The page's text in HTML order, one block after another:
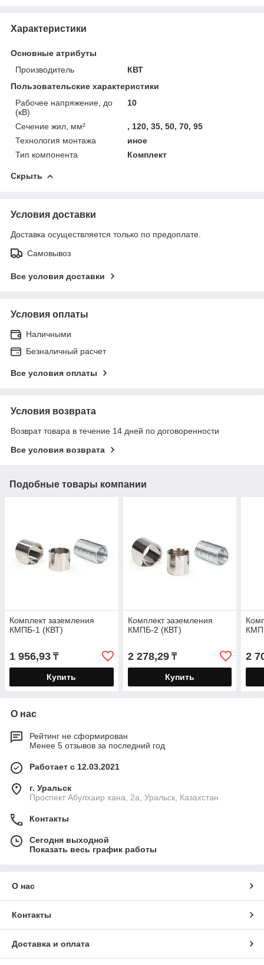
Характеристики
Основные атрибуты
Производитель
КВТ
Пользовательские характеристики
Рабочее напряжение, до
(кВ)
10
Сечение жил, мм²
, 120, 35, 50, 70, 95
Технология монтажа
иное
Тип компонента
Комплект
Скрыть
Условия доставки
Доставка осуществляется только по предоплате.
Самовывоз
Все условия доставки
Условия оплаты
Наличными
Безналичный расчет
Все условия оплаты
Условия возврата
Возврат товара в течение 14 дней по договоренности
Все условия возврата
Подобные товары компании
Комплект заземления
КМПБ-1 (КВТ)
1 956,93 ₸
Купить
Комплект заземления
КМПБ-2 (КВТ)
2 278,29₸
Купить
2
О нас
Рейтинг не сформирован
Менее 5 отзывов за последний год
Работает с 12.03.2021
г. Уральск
Проспект Абулхаир хана, 2а, Уральск, Казахстан
Контакты
Сегодня выходной
Показать весь график работы
О нас
Контакты
Доставка и оплата